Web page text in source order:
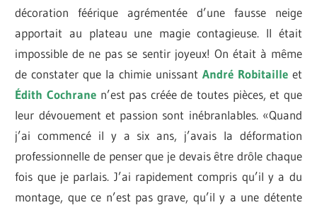
décoration féérique agrémentée d’une fausse neige
apportait au plateau une magie contagieuse. Il était
impossible de ne pas se sentir joyeux! On était à même
de constater que la chimie unissant André Robitailleet
Édith Cochrane n’est pas créée de toutes pièces, et que
leur dévouement et passion sont inébranlables. «Quand
j’ai commencé il y a six ans, j’avais la déformation
professionnelle de penser que je devais être drôle chaque
fois que je parlais. J’ai rapidement compris qu’il y a du
montage, que ce n’est pas grave, qu’il y a une détente